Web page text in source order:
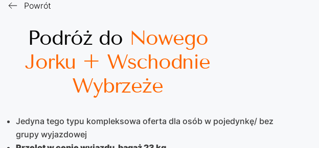
Powrót
Podróż do Nowego
Jorku + Wschodnie
Wybrzeże
Jedyna tego typu kompleksowa oferta dla osób w pojedynkę/ bez
grupy wyjazdowej